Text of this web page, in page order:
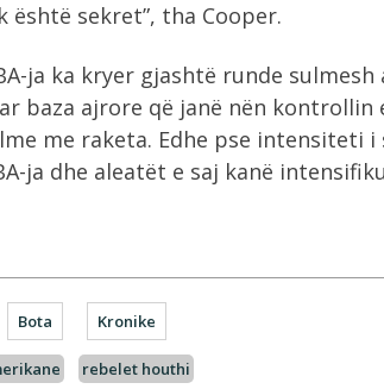
sekret”, tha Cooper.
ja ka kryer gjashtë runde
baza ajrore që janë nën kontrollin
me raketa. Edhe pse intensiteti
ja dhe aleatët e saj kanë
Bota Kronike
rebelet houthi